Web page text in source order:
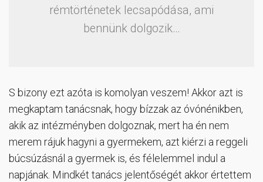
rémtörténetek lecsapódása, ami
bennünk dolgozik…
S bizony ezt azóta is komolyan veszem! Akkor azt is
megkaptam tanácsnak, hogy bízzak az óvónénikben,
akik az intézményben dolgoznak, mert ha én nem
merem rájuk hagyni a gyermekem, azt kiérzi a reggeli
búcsúzásnál a gyermek is, és félelemmel indul a
napjának. Mindkét tanács jelentőségét akkor értettem